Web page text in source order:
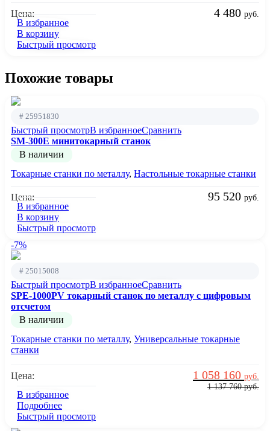
Цена: 4 480 руб.
В избранное
В корзину
Быстрый просмотр
Похожие товары
# 25951830
Быстрый просмотрВ избранноеСравнить
SM-300E минитокарный станок
В наличии
Токарные станки по металлу, Настольные токарные станки
Цена: 95 520 руб.
В избранное
В корзину
Быстрый просмотр
-7%
# 25015008
Быстрый просмотрВ избранноеСравнить
SPE-1000PV токарный станок по металлу с цифровым
отсчетом
В наличии
Токарные станки по металлу, Универсальные токарные
станки
Цена:
1 137 760руб.
1 058 160 руб.
В избранное
Подробнее
Быстрый просмотр